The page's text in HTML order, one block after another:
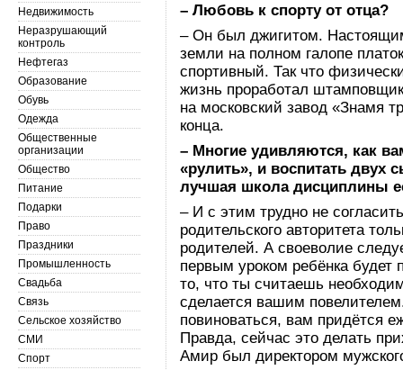
– Любовь к спорту от отца?
– Он был джигитом.
земли на полном галопе
спортивный. Так что
жизнь проработал
на московский завод «Знамя
конца.
– Многие удивляются, как
«рулить», и воспитать двух
лучшая школа дисциплины
– И с этим трудно не
родительского авторитета
родителей. А своеволие
первым уроком ребёнка будет
то, что ты считаешь
сделается вашим
повиноваться, вам придётся
Правда, сейчас это делать
Амир был директором
Недвижимость
Неразрушающий
контроль
Нефтегаз
Образование
Обувь
Одежда
Общественные
организации
Общество
Питание
Подарки
Право
Праздники
Промышленность
Свадьба
Связь
Сельское хозяйство
СМИ
Спорт